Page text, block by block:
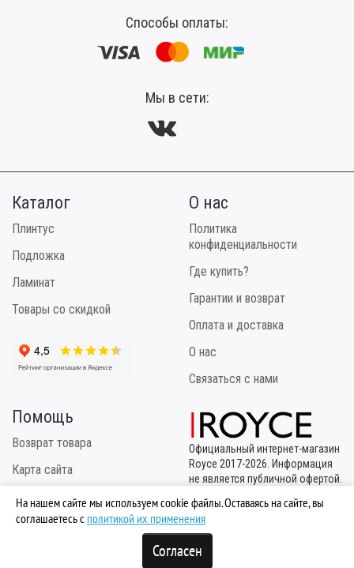
Способы оплаты:
Мы в сети:
Каталог
Плинтус
Подложка
Ламинат
Товары со скидкой
О нас
Политика
конфиденциальности
Где купить?
Гарантии и возврат
Оплата и доставка
О нас
Связаться с нами
Помощь
Возврат товара
Карта сайта
Инструкция по укладке
Официальный интернет-магазин
Royce 2017-2026. Информация
не является публичной офертой.
правообладатель
ТМ "Royce" - ООО "МБК
Логистик"
На нашем сайте мы используем cookie файлы. Оставаясь на сайте, вы
соглашаетесь с политикой их применения
Согласен